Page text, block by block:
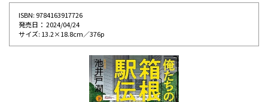
ISBN: 9784163917726
発売⽇： 2024/04/24
サイズ: 13.2×18.8cm／376p